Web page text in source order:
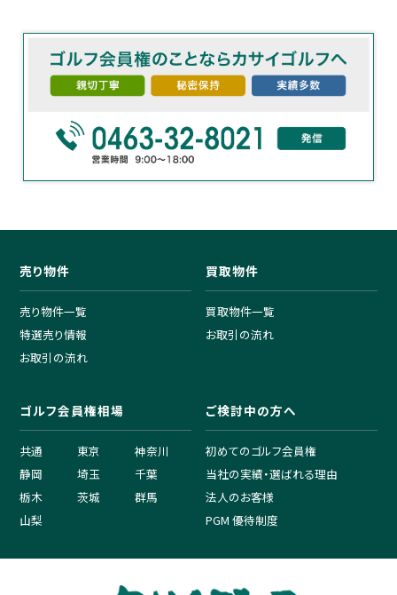
売り物件
売り物件一覧
特選売り情報
お取引の流れ
買取物件
買取物件一覧
お取引の流れ
ゴルフ会員権相場
共通 東京
神奈川
静岡
埼玉
千葉
栃木
茨城
群馬
山梨
ご検討中の方へ
初めてのゴルフ会員権
当社の実績・選ばれる理由
法人のお客様
PGM 優待制度